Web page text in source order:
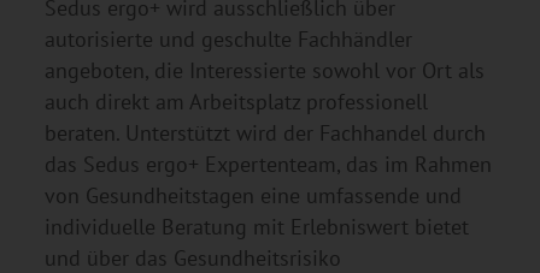
Sedus ergo+ wird ausschließlich über
autorisierte und geschulte Fachhändler
angeboten, die Interessierte sowohl vor Ort als
auch direkt am Arbeitsplatz professionell
beraten. Unterstützt wird der Fachhandel durch
das Sedus ergo+ Expertenteam, das im Rahmen
von Gesundheitstagen eine umfassende und
individuelle Beratung mit Erlebniswert bietet
und über das Gesundheitsrisiko